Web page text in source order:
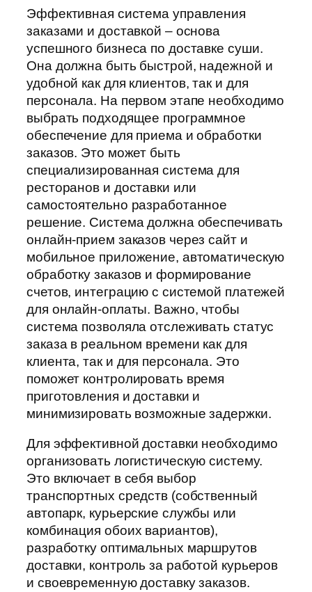
Эффективная система управления
заказами и доставкой – основа
успешного бизнеса по доставке суши.
Она должна быть быстрой, надежной и
удобной как для клиентов, так и для
персонала. На первом этапе необходимо
выбрать подходящее программное
обеспечение для приема и обработки
заказов. Это может быть
специализированная система для
ресторанов и доставки или
самостоятельно разработанное
решение. Система должна обеспечивать
онлайн-прием заказов через сайт и
мобильное приложение, автоматическую
обработку заказов и формирование
счетов, интеграцию с системой платежей
для онлайн-оплаты. Важно, чтобы
система позволяла отслеживать статус
заказа в реальном времени как для
клиента, так и для персонала. Это
поможет контролировать время
приготовления и доставки и
минимизировать возможные задержки.
Для эффективной доставки необходимо
организовать логистическую систему.
Это включает в себя выбор
транспортных средств (собственный
автопарк, курьерские службы или
комбинация обоих вариантов),
разработку оптимальных маршрутов
доставки, контроль за работой курьеров
и своевременную доставку заказов.